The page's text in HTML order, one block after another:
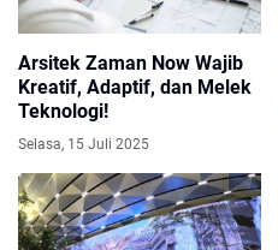
Arsitek Zaman Now Wajib
Kreatif, Adaptif, dan Melek
Teknologi!
Selasa, 15 Juli 2025